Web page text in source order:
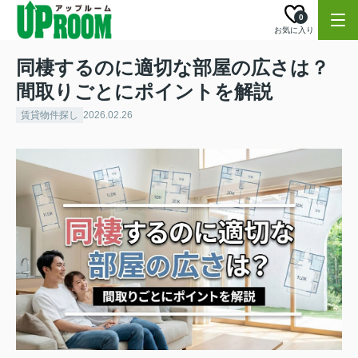
お気に入り
0
同棲するのに適切な部屋の広さは？
間取りごとにポイントを解説
賃貸物件探し 2026.02.26